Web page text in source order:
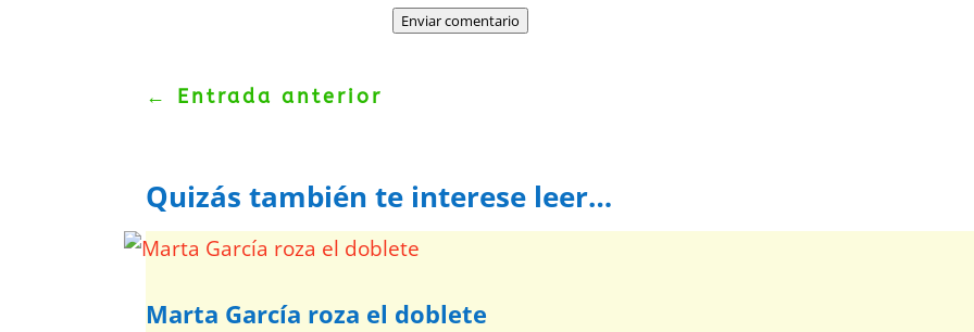
Enviar comentario
← Entrada anterior
Quizás también te interese leer…
Marta García roza el doblete